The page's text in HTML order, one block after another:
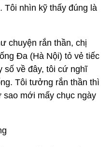
Tôi nhìn kỹ thấy đúng là
chuyện rắn thần, chị
Đa (Hà Nội) tỏ vẻ tiếc
số về đây, tôi cứ nghĩ
Tôi tưởng rắn thần thì
mới mấy chục ngày